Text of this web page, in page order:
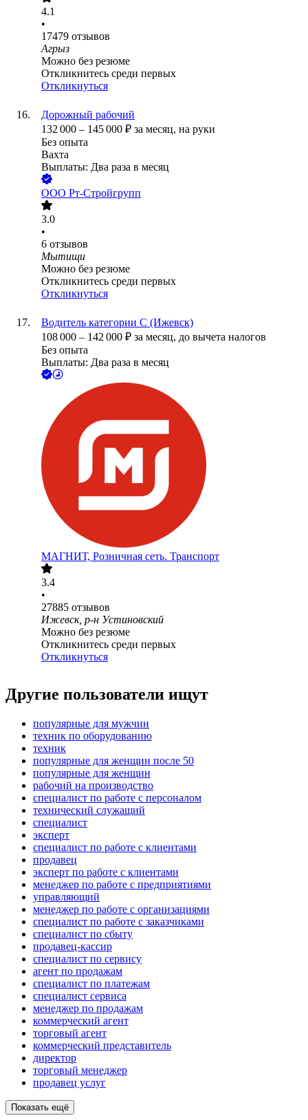
4.1
•
17479 отзывов
Агрыз
Можно без резюме
Откликнитесь среди первых
Откликнуться
Дорожный рабочий
132 000 – 145 000 ₽ за месяц, на руки
Без опыта
Вахта
Выплаты: Два раза в месяц
ООО Рт-Стройгрупп
3.0
•
6 отзывов
Мытищи
Можно без резюме
Откликнитесь среди первых
Откликнуться
Водитель категории С (Ижевск)
108 000 – 142 000 ₽ за месяц, до вычета налогов
Без опыта
Выплаты: Два раза в месяц
МАГНИТ, Розничная сеть. Транспорт
3.4
•
27885 отзывов
Ижевск, р-н Устиновский
Можно без резюме
Откликнитесь среди первых
Откликнуться
Другие пользователи ищут
популярные для мужчин
техник по оборудованию
техник
популярные для женщин после 50
популярные для женщин
рабочий на производство
специалист по работе с персоналом
технический служащий
специалист
эксперт
специалист по работе с клиентами
продавец
эксперт по работе с клиентами
менеджер по работе с предприятиями
управляющий
менеджер по работе с организациями
специалист по работе с заказчиками
специалист по сбыту
продавец-кассир
специалист по сервису
агент по продажам
специалист по платежам
специалист сервиса
менеджер по продажам
коммерческий агент
торговый агент
коммерческий представитель
директор
торговый менеджер
продавец услуг
Показать ещё